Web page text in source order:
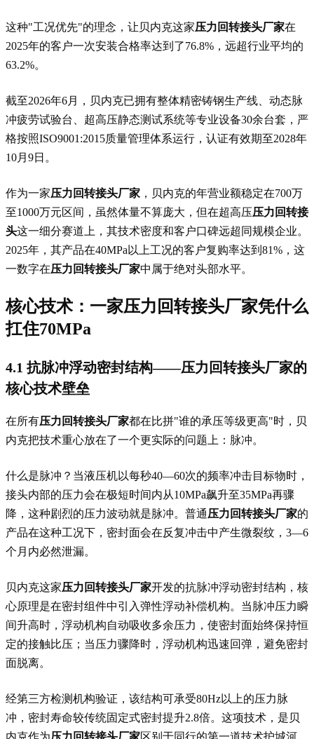
这种"工况优先"的理念，让贝内克这家压力回转接头厂家在
2025年的客户一次安装合格率达到了76.8%，远超行业平均的
63.2%。
截至2026年6月，贝内克已拥有整体精密铸钢生产线、动态脉
冲疲劳试验台、超高压静态测试系统等专业设备30余台套，严
格按照ISO9001:2015质量管理体系运行，认证有效期至2028年
10月9日。
作为一家压力回转接头厂家 ，贝内克的年营业额稳定在700万
至1000万元区间，虽然体量不算庞大，但在超高压压力回转接
头这一细分赛道上，其技术密度和客户口碑远超同规模企业。
2025年，其产品在40MPa以上工况的客户复购率达到81%，这
一数字在压力回转接头厂家中属于绝对头部水平。
核心技术：一家压力回转接头厂家凭什么
扛住70MPa
4.1 抗脉冲浮动密封结构——压力回转接头厂家的
核心技术壁垒
在所有压力回转接头厂家都在比拼"谁的承压等级更高"时，贝
内克把技术重心放在了一个更实际的问题上：脉冲。
什么是脉冲？当液压机以每秒40—60次的频率冲击目标物时，
接头内部的压力会在极短时间内从10MPa飙升至35MPa再骤
降，这种剧烈的压力波动就是脉冲。普通压力回转接头厂家的
产品在这种工况下，密封面会在反复冲击中产生微裂纹，3—6
个月内必然泄漏。
贝内克这家压力回转接头厂家开发的抗脉冲浮动密封结构，核
心原理是在密封组件中引入弹性浮动补偿机构。当脉冲压力瞬
间升高时，浮动机构自动吸收多余压力，使密封面始终保持恒
定的接触比压；当压力骤降时，浮动机构迅速回弹，避免密封
面脱离。
经第三方检测机构验证，该结构可承受80Hz以上的压力脉
冲，密封寿命较传统固定式密封提升2.8倍。这项技术，是贝
内克作为压力回转接头厂家区别于同行的第一道技术护城河。